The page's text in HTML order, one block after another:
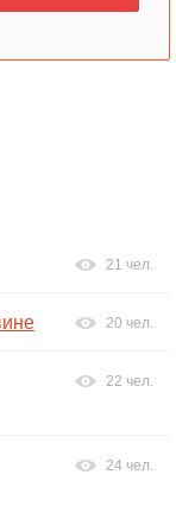
21 чел.
20 чел.
22 чел.
24 чел.